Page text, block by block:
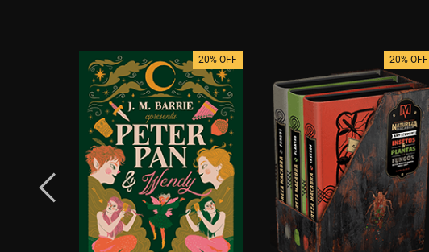
20% OFF 20% OFF